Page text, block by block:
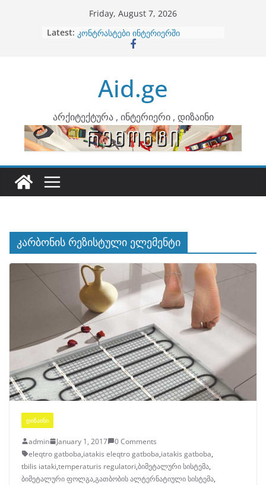
Friday, August 7, 2026
Latest: ბინების გაერთიანება
კონტრასტები ინტერიერში
ინტერიერის დიზიანი
არტემიდი წარმოგიდგენთ
Aid.ge
არქიტექტურა , ინტერიერი , დიზაინი
კარბონის რეზისტული ელემენტი
ᲓᲘᲖᲐᲘᲜᲘ
admin January 1, 2017
0 Comments
eleqtro gatboba,iatakis eleqtro gatboba,iatakis gatboba,
tbilis iataki,temperaturis regulatori,ბიმეტალური სისტემა,
ბიმეტალური ფოლგა,გათბობის ალტერნატიული სისტემა,